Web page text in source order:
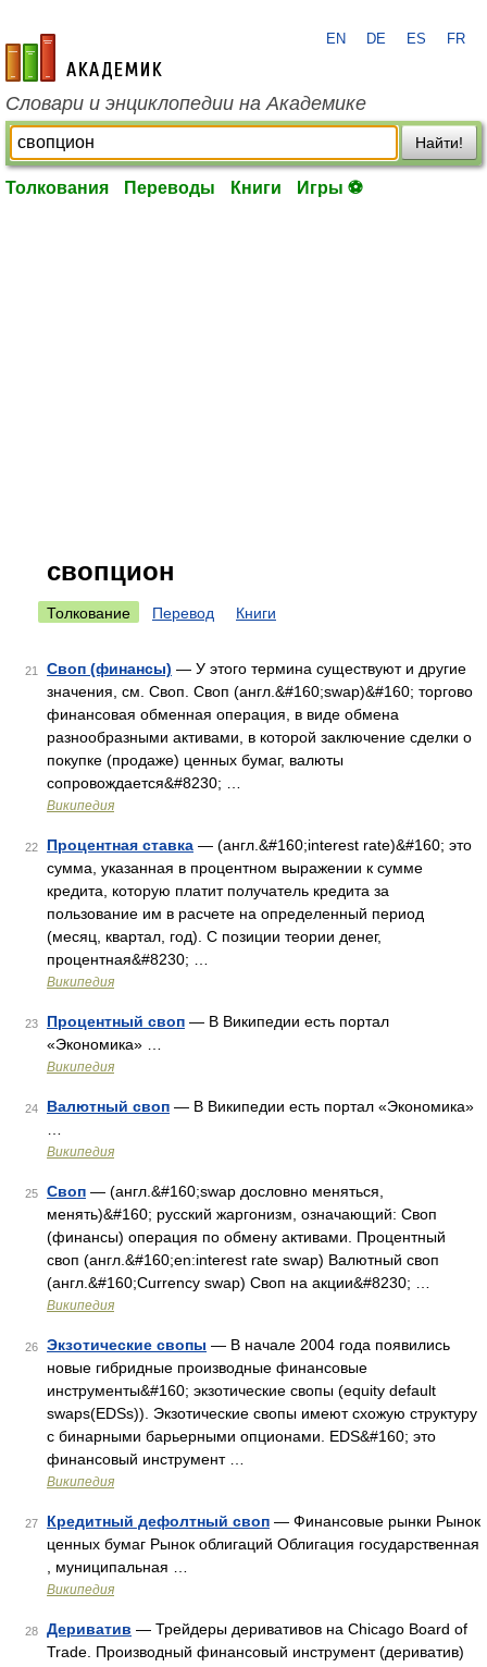
academic.ru
EN DE ES FR
Словари и энциклопедии на Академике
Найти!
Толкования Переводы Книги Игры ⚽
свопцион
Толкование Перевод Книги
21 Своп (финансы) — У этого термина существуют и другие
значения, см. Своп. Своп (англ.&#160;swap)&#160; торгово
финансовая обменная операция, в виде обмена
разнообразными активами, в которой заключение сделки о
покупке (продаже) ценных бумаг, валюты
сопровождается&#8230; …
Википедия
22 Процентная ставка — (англ.&#160;interest rate)&#160; это
сумма, указанная в процентном выражении к сумме
кредита, которую платит получатель кредита за
пользование им в расчете на определенный период
(месяц, квартал, год). С позиции теории денег,
процентная&#8230; …
Википедия
23 Процентный своп — В Википедии есть портал
«Экономика» …
Википедия
24 Валютный своп — В Википедии есть портал «Экономика»
Википедия
25 Своп — (англ.&#160;swap дословно меняться,
менять)&#160; русский жаргонизм, означающий: Своп
(финансы) операция по обмену активами. Процентный
своп (англ.&#160;en:interest rate swap) Валютный своп
(англ.&#160;Currency swap) Своп на акции&#8230; …
Википедия
26 Экзотические свопы — В начале 2004 года появились
новые гибридные производные финансовые
инструменты&#160; экзотические свопы (equity default
swaps(EDSs)). Экзотические свопы имеют схожую структуру
с бинарными барьерными опционами. EDS&#160; это
финансовый инструмент …
Википедия
27 Кредитный дефолтный своп — Финансовые рынки Рынок
ценных бумаг Рынок облигаций Облигация государственная
, муниципальная …
Википедия
28 Дериватив — Трейдеры деривативов на Chicago Board of
Trade. Производный финансовый инструмент (дериватив)